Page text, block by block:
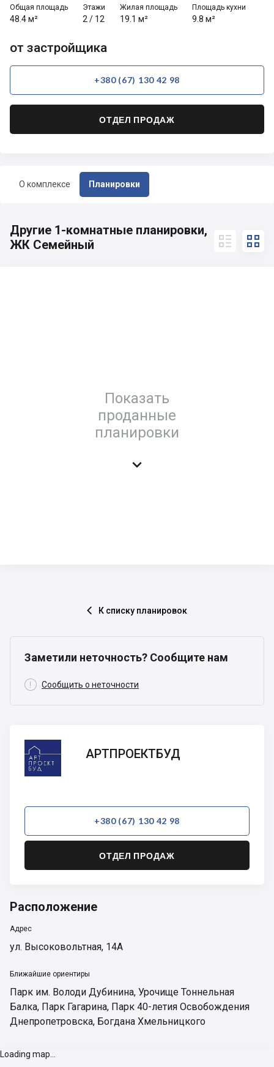
О комплексе Планировки
Общая площадь
48.4 м²
Этажи
2 / 12
Жилая площадь
19.1 м²
Площадь кухни
9.8 м²
от застройщика
+380 (67) 130 42 98
ОТДЕЛ ПРОДАЖ
Другие 1-комнатные планировки,
ЖК Семейный
 
Показать
проданные
планировки

 К списку планировок
Заметили неточность? Сообщите нам
 Сообщить о неточности
АРТПРОЕКТБУД
АРТПРОЕКТБУД
+380 (67) 130 42 98
ОТДЕЛ ПРОДАЖ
Расположение
Адрес
ул. Высоковольтная, 14А
Ближайшие ориентиры
Парк им. Володи Дубинина, Урочище Тоннельная
Балка, Парк Гагарина, Парк 40-летия Освобождения
Днепропетровска, Богдана Хмельницкого
Loading map...